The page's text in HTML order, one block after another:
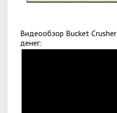
Видеообзор Bucket
денег: